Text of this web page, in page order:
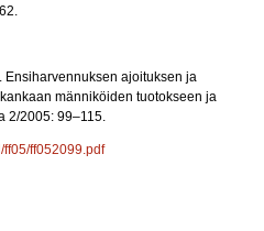
Ensiharvennuksen ajoituksen ja
männiköiden tuotokseen ja
2/2005: 99–115.
ff05/ff052099.pdf